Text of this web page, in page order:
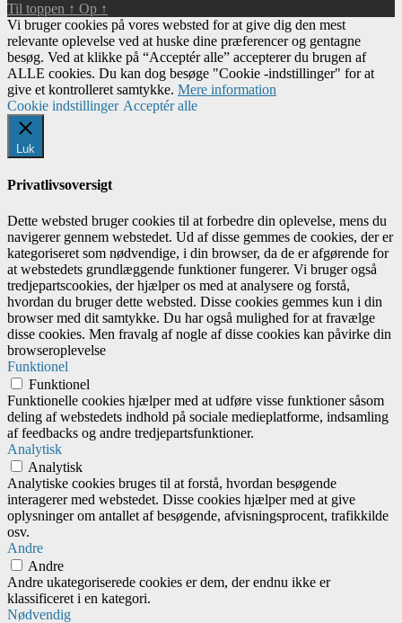
Til toppen ↑ Op ↑
Vi bruger cookies på vores websted for at give dig den mest
relevante oplevelse ved at huske dine præferencer og gentagne
besøg. Ved at klikke på “Acceptér alle” accepterer du brugen af ​​
ALLE cookies. Du kan dog besøge "Cookie -indstillinger" for at
give et kontrolleret samtykke. Mere information
Cookie indstillinger Acceptér alle
Luk
Privatlivsoversigt
Dette websted bruger cookies til at forbedre din oplevelse, mens du
navigerer gennem webstedet. Ud af disse gemmes de cookies, der er
kategoriseret som nødvendige, i din browser, da de er afgørende for
at webstedets grundlæggende funktioner fungerer. Vi bruger også
tredjepartscookies, der hjælper os med at analysere og forstå,
hvordan du bruger dette websted. Disse cookies gemmes kun i din
browser med dit samtykke. Du har også mulighed for at fravælge
disse cookies. Men fravalg af nogle af disse cookies kan påvirke din
browseroplevelse
Funktionel
Funktionel
Funktionelle cookies hjælper med at udføre visse funktioner såsom
deling af webstedets indhold på sociale medieplatforme, indsamling
af feedbacks og andre tredjepartsfunktioner.
Analytisk
Analytisk
Analytiske cookies bruges til at forstå, hvordan besøgende
interagerer med webstedet. Disse cookies hjælper med at give
oplysninger om antallet af besøgende, afvisningsprocent, trafikkilde
osv.
Andre
Andre
Andre ukategoriserede cookies er dem, der endnu ikke er
klassificeret i en kategori.
Nødvendig